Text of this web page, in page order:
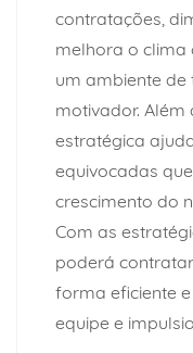
contratações,
melhora o clima
um ambiente
motivador. Além
estratégica
equivocadas
crescimento do
Com as
poderá
forma eficiente
equipe e